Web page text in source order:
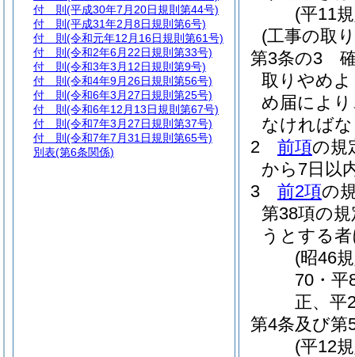
(平11
(工事の取
第3条の3
取りやめ
め届によ
なければ
2
前項の規
から7日以
3
前2項の
第38項の
うとする
(昭46
70・平
正、平
第4条及び第
(平12
付 則 (平成30年7月20日規則第44号)
付 則 (平成31年2月8日規則第6号)
付 則 (令和元年12月16日規則第61号)
付 則 (令和2年6月22日規則第33号)
付 則 (令和3年3月12日規則第9号)
付 則 (令和4年9月26日規則第56号)
付 則 (令和6年3月27日規則第25号)
付 則 (令和6年12月13日規則第67号)
付 則 (令和7年3月27日規則第37号)
付 則 (令和7年7月31日規則第65号)
別表(第6条関係)